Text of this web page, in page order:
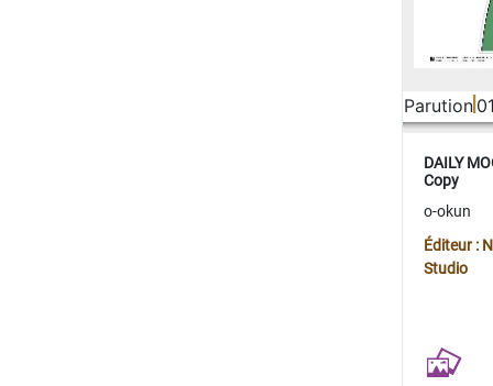
Parution
DAILY
Copy
o-okun
Éditeur :
Studio